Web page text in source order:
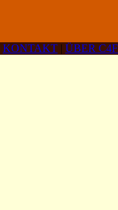
KONTAKT | ÜBER C4F